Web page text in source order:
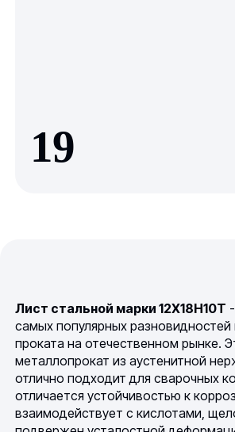
19
Лист стальной марки 12Х18Н10Т
самых популярных разновидностей
проката на отечественном рынке.
металлопрокат из аустенитной
отлично подходит для сварочных
отличается устойчивостью к
взаимодействует с кислотами,